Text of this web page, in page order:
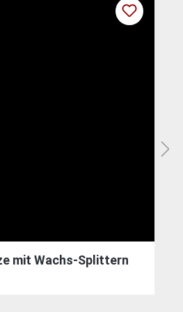
mit Wachs-Splittern